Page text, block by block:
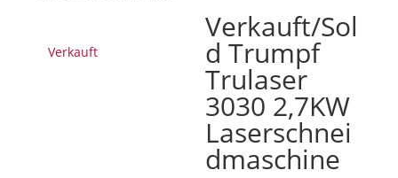
Verkauft/Sol
d Trumpf
Trulaser
3030 2,7KW
Laserschnei
dmaschine
Verkauft